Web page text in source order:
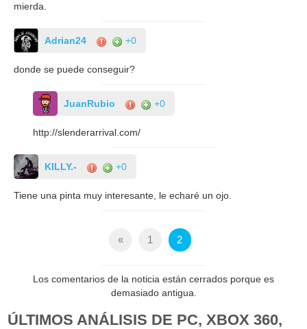
mierda.
Adrian24 +0
donde se puede conseguir?
JuanRubio +0
http://slenderarrival.com/
KILLY.- +0
Tiene una pinta muy interesante, le echaré un ojo.
« 1 2
Los comentarios de la noticia están cerrados porque es
demasiado antigua.
ÚLTIMOS ANÁLISIS DE PC, XBOX 360,